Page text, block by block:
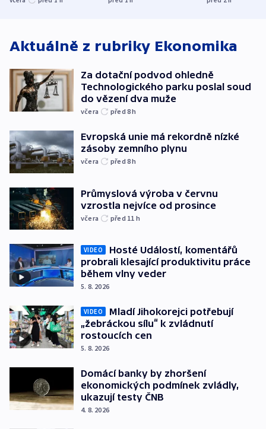
Aktuálně z rubriky Ekonomika
Za dotační podvod ohledně
Technologického parku poslal soud
do vězení dva muže
včera před 8h
Evropská unie má rekordně nízké
zásoby zemního plynu
včera před 8h
Průmyslová výroba v červnu
vzrostla nejvíce od prosince
včera před 11 h
VIDEO
Hosté Událostí, komentářů
probrali klesající produktivitu práce
během vlny veder
5. 8. 2026
VIDEO
Mladí Jihokorejci potřebují
„žebráckou sílu“ k zvládnutí
rostoucích cen
5. 8. 2026
Domácí banky by zhoršení
ekonomických podmínek zvládly,
ukazují testy ČNB
4. 8. 2026